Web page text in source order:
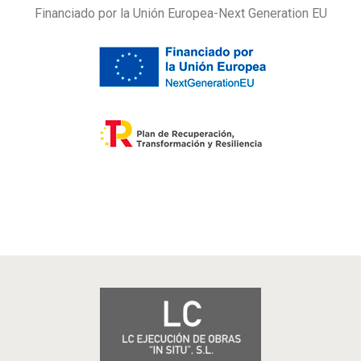
Financiado por la Unión Europea-Next Generation EU